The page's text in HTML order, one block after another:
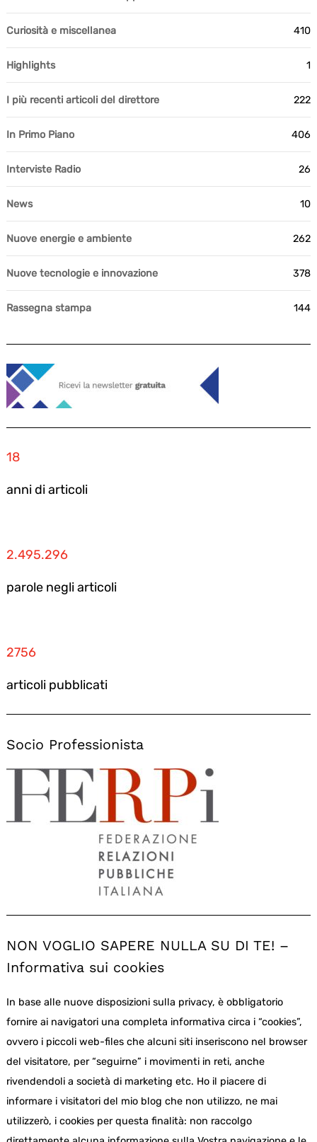
Curiosità e miscellanea 410
Highlights 1
I più recenti articoli del direttore 222
In Primo Piano 406
Interviste Radio 26
News 10
Nuove energie e ambiente 262
Nuove tecnologie e innovazione 378
Rassegna stampa 144
18
anni di articoli
2.495.296
parole negli articoli
2756
articoli pubblicati
Socio Professionista
NON VOGLIO SAPERE NULLA SU DI TE! –
Informativa sui cookies
In base alle nuove disposizioni sulla privacy, è obbligatorio
fornire ai navigatori una completa informativa circa i “cookies”,
ovvero i piccoli web-files che alcuni siti inseriscono nel browser
del visitatore, per “seguirne” i movimenti in reti, anche
rivendendoli a società di marketing etc. Ho il piacere di
informare i visitatori del mio blog che non utilizzo, ne mai
utilizzerò, i cookies per questa finalità: non raccolgo